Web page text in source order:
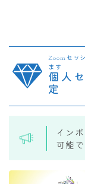
Zoomセッ
ます
個人
定
イン
可能